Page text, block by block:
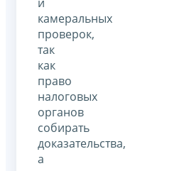
камеральных
проверок,
так
как
право
налоговых
органов
собирать
доказательства,
а